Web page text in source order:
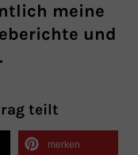
meine
und
teilt
merken